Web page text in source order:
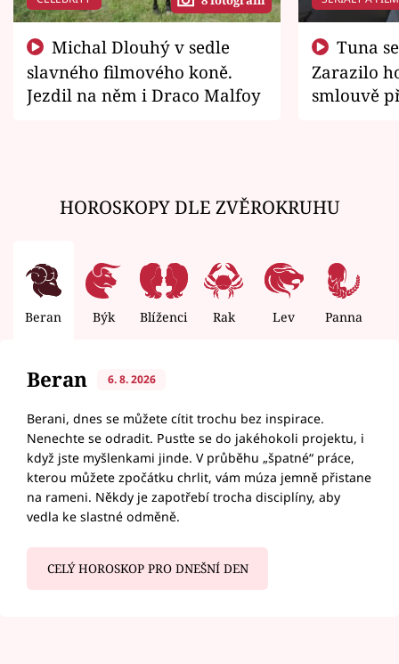
slavného filmového koně.
Jezdil na něm i Draco Malfoy
Zarazilo
smlouvě
HOROSKOPY DLE ZVĚROKRUHU
Beran Býk Blíženci Rak Lev Panna
Beran 6. 8. 2026
Berani, dnes se můžete cítit trochu bez inspirace.
Nenechte se odradit. Pusťte se do jakéhokoli projektu, i
když jste myšlenkami jinde. V průběhu „špatné“ práce,
kterou můžete zpočátku chrlit, vám múza jemně přistane
na rameni. Někdy je zapotřebí trocha disciplíny, aby
vedla ke slastné odměně.
CELÝ HOROSKOP PRO DNEŠNÍ DEN